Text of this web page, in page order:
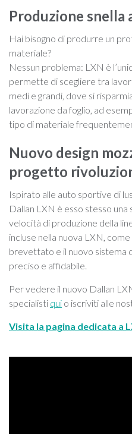
Produzione snella
Hai bisogno di produrre un
materiale?
Nessun problema: LXN è
permette di scegliere tra
medi e grandi, dove si
lavorazione da foglio, ad
tipo di materiale
Nuovo design
progetto
Ispirato alle auto sportive di
Dallan LXN è esso stesso
velocità di produzione della
incluse nella nuova LXN,
brevettato e il nuovo sistema
preciso e affidabile.
Per vedere il nuovo Dallan
specialisti qui o iscriviti alle
Visita la pagina dedicata a